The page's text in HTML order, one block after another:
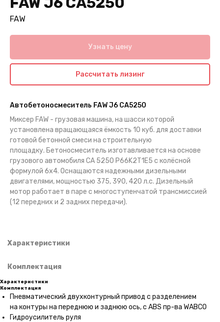
FAW
Узнать цену
Рассчитать лизинг
Автобетоносмеситель FAW J6 CA5250
Миксер FAW - грузовая машина, на шасси которой
установлена вращающаяся ёмкость 10 куб. для доставки
готовой бетонной смеси на строительную
площадку. Бетоносмеситель изготавливается на основе
грузового автомобиля CA 5250 P66K2T1E5 с колёсной
формулой 6х4. Оснащаются надежными дизельными
двигателями, мощностью 375, 390, 420 л.с. Дизельный
мотор работает в паре с многоступенчатой трансмиссией
(12 передних и 2 задних передачи).
Характеристики
Комплектация
Характеристики
Комплектация
Пневматический двухконтурный привод с разделением
на контуры на переднюю и заднюю ось, с ABS пр-ва WABCO
Гидроусилитель руля